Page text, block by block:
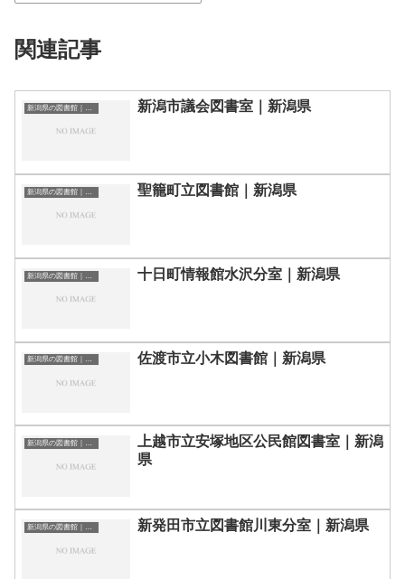
関連記事
新潟市議会図書室｜新潟県
聖籠町立図書館｜新潟県
十日町情報館水沢分室｜新潟県
新潟県の図書館｜勉強できる場所 佐渡市立小木図書館｜新潟県
新潟県の図書館｜勉強できる場所
上越市立安塚地区公民館図書室｜新潟
県
新潟県の図書館｜勉強できる場所 新発田市立図書館川東分室｜新潟県